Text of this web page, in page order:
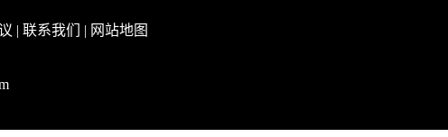
| 联系我们 | 网站地图